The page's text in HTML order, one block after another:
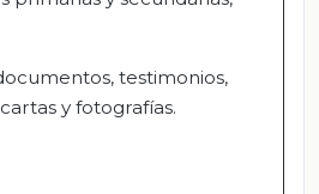
testimonios,
y fotografías.